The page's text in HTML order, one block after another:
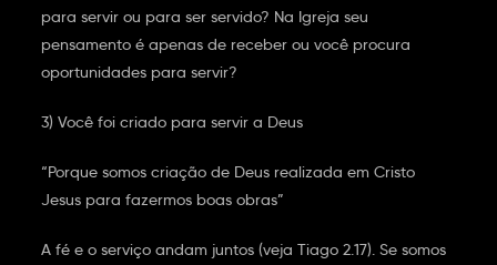
para servir ou para ser servido? Na Igreja seu
pensamento é apenas de receber ou você procura
oportunidades para servir?
3) Você foi criado para servir a Deus
“Porque somos criação de Deus realizada em Cristo
Jesus para fazermos boas obras”
A fé e o serviço andam juntos (veja Tiago 2.17). Se somos